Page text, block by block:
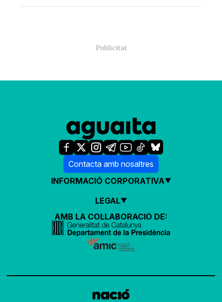
Contacta amb nosaltres
INFORMACIÓ CORPORATIVA
LEGAL
AMB LA COL·LABORACIÓ DE: